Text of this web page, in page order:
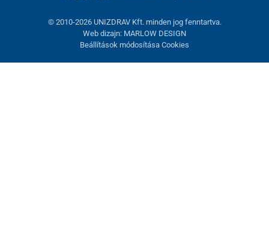
© 2010-2026 UNIZDRAV Kft. minden jog fenntartva.
Web dizajn: MARLOW DESIGN
Beállítások módosítása Cookies